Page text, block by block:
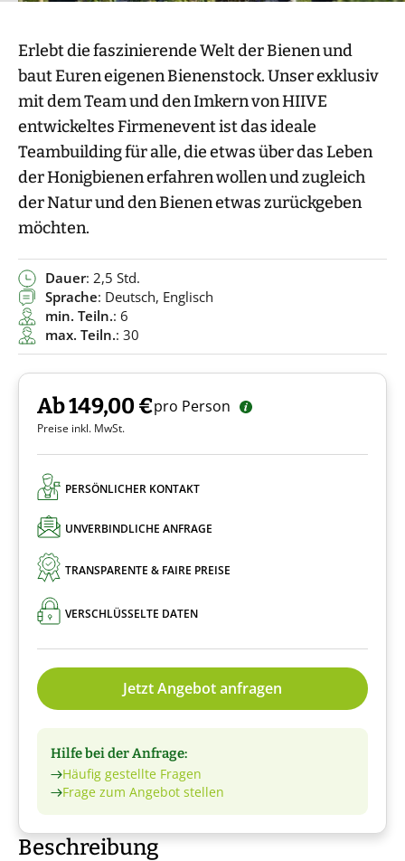
Erlebt die faszinierende Welt der Bienen und
baut Euren eigenen Bienenstock. Unser exklusiv
mit dem Team und den Imkern von HIIVE
entwickeltes Firmenevent ist das ideale
Teambuilding für alle, die etwas über das Leben
der Honigbienen erfahren wollen und zugleich
der Natur und den Bienen etwas zurückgeben
möchten.
Dauer: 2,5 Std.
Sprache: Deutsch, Englisch
min. Teiln.: 6
max. Teiln.: 30
Ab 149,00 €pro Person
Preise inkl. MwSt.
PERSÖNLICHER KONTAKT
UNVERBINDLICHE ANFRAGE
TRANSPARENTE & FAIRE PREISE
VERSCHLÜSSELTE DATEN
Jetzt Angebot anfragen
Hilfe bei der Anfrage:
Häufig gestellte Fragen
Frage zum Angebot stellen
Beschreibung